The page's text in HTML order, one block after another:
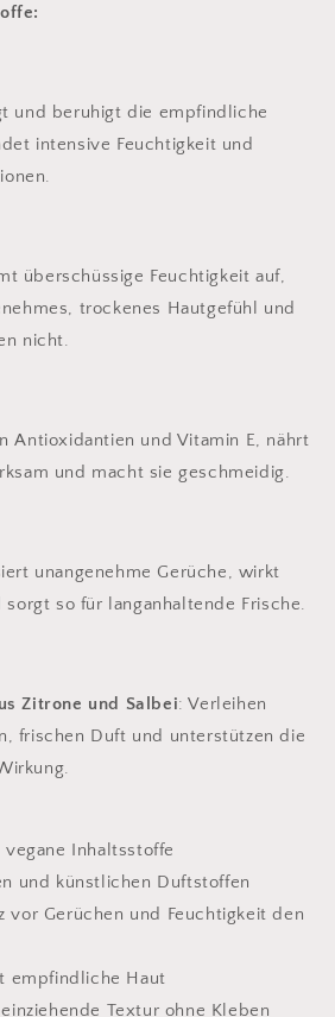
und beruhigt die empfindliche
intensive Feuchtigkeit und
überschüssige Feuchtigkeit auf,
trockenes Hautgefühl und
nicht.
Antioxidantien und Vitamin E, nährt
und macht sie geschmeidig.
unangenehme Gerüche, wirkt
so für langanhaltende Frische.
Zitrone und Salbei: Verleihen
frischen Duft und unterstützen die
Inhaltsstoffe
und künstlichen Duftstoffen
vor Gerüchen und Feuchtigkeit den
empfindliche Haut
Textur ohne Kleben